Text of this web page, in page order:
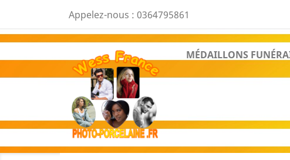
Appelez-nous : 0364795861
MÉDAILLONS